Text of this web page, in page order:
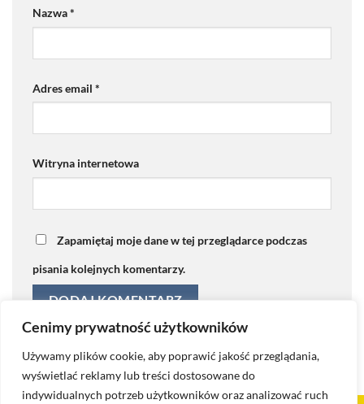
Cenimy prywatność użytkowników
Używamy plików cookie, aby poprawić jakość przeglądania,
wyświetlać reklamy lub treści dostosowane do
indywidualnych potrzeb użytkowników oraz analizować ruch
Nazwa*
Adres email *
Witryna internetowa
Zapamiętaj moje dane w tej przeglądarce podczas
pisania kolejnych komentarzy.